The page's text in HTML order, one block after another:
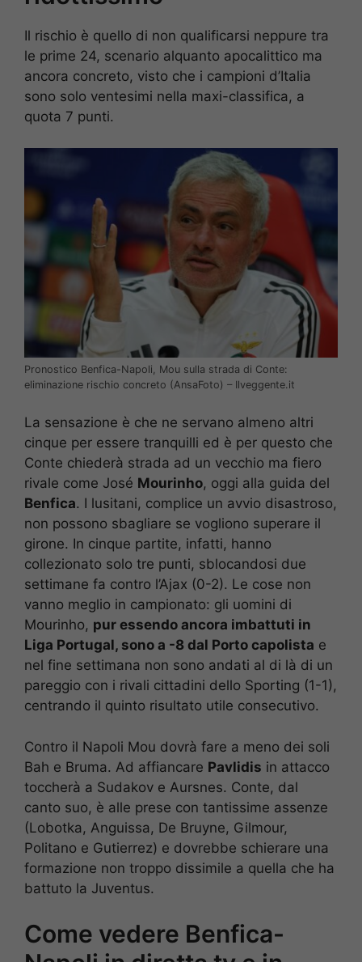
Il rischio è quello di non qualificarsi neppure tra
le prime 24, scenario alquanto apocalittico ma
ancora concreto, visto che i campioni d’Italia
sono solo ventesimi nella maxi-classifica, a
quota 7 punti.
Pronostico Benfica-Napoli, Mou sulla strada di Conte:
eliminazione rischio concreto (AnsaFoto) – Ilveggente.it
La sensazione è che ne servano almeno altri
cinque per essere tranquilli ed è per questo che
Conte chiederà strada ad un vecchio ma fiero
rivale come José Mourinho, oggi alla guida del
Benfica. I lusitani, complice un avvio disastroso,
non possono sbagliare se vogliono superare il
girone. In cinque partite, infatti, hanno
collezionato solo tre punti, sblocandosi due
settimane fa contro l’Ajax (0-2). Le cose non
vanno meglio in campionato: gli uomini di
Mourinho, pur essendo ancora imbattuti in
Liga Portugal, sono a -8 dal Porto capolista e
nel fine settimana non sono andati al di là di un
pareggio con i rivali cittadini dello Sporting (1-1),
centrando il quinto risultato utile consecutivo.
Contro il Napoli Mou dovrà fare a meno dei soli
Bah e Bruma. Ad affiancare Pavlidis in attacco
toccherà a Sudakov e Aursnes. Conte, dal
canto suo, è alle prese con tantissime assenze
(Lobotka, Anguissa, De Bruyne, Gilmour,
Politano e Gutierrez) e dovrebbe schierare una
formazione non troppo dissimile a quella che ha
battuto la Juventus.
Come vedere Benfica-